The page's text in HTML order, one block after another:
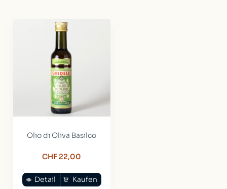
Olio di Oliva Basilco
CHF 22,00
Kaufen
Detail